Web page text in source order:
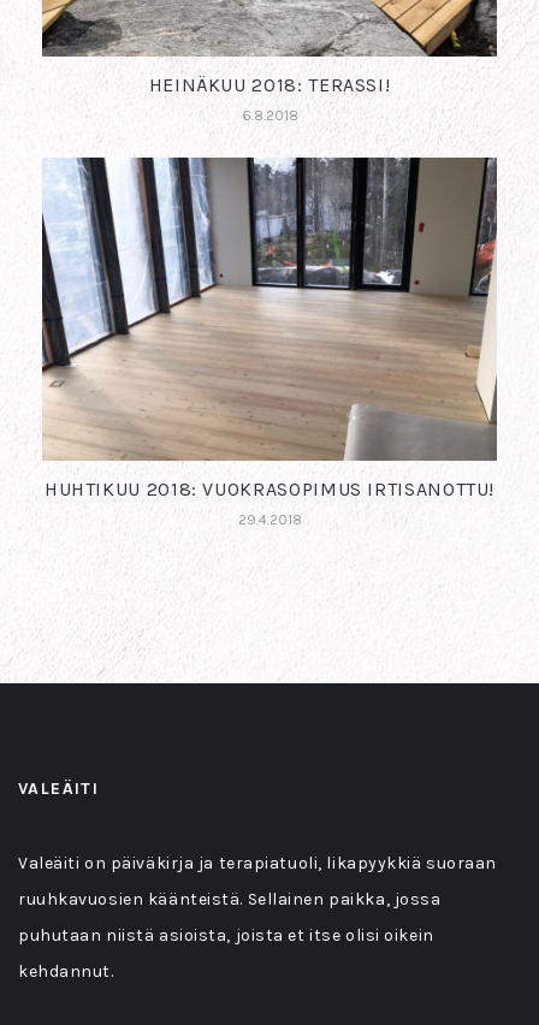
HEINÄKUU 2018: TERASSI!
6.8.2018
HUHTIKUU 2018: VUOKRASOPIMUS IRTISANOTTU!
29.4.2018
VALEÄITI
Valeäiti on päiväkirja ja terapiatuoli, likapyykkiä suoraan
ruuhkavuosien käänteistä. Sellainen paikka, jossa
puhutaan niistä asioista, joista et itse olisi oikein
kehdannut.